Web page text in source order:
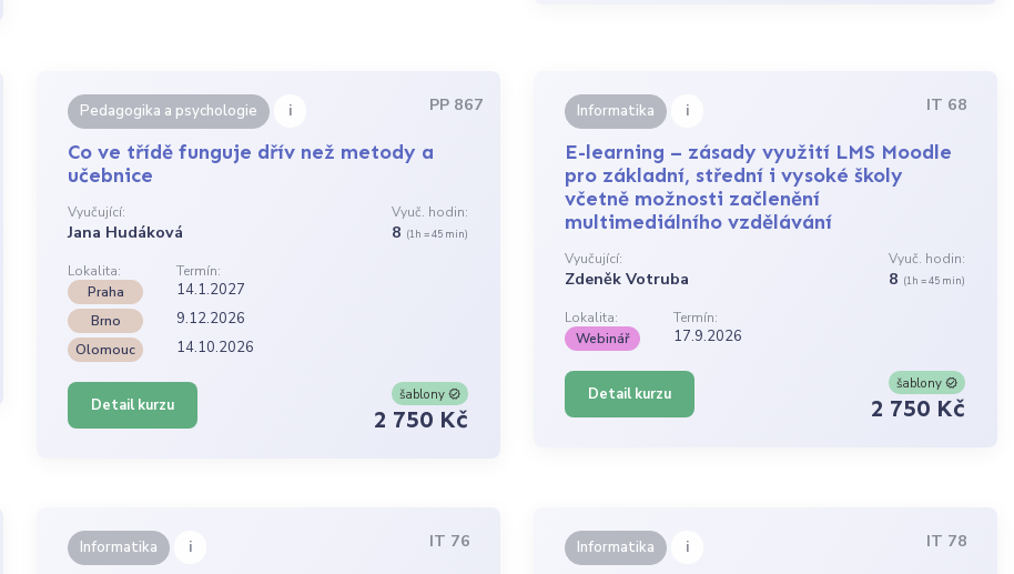
Pedagogika a psychologie i PP 867
Co ve třídě funguje dřív než metody a
učebnice
Vyučující:
Jana Hudáková
Vyuč. hodin:
8 (1h = 45 min)
Lokalita:
Termín:
Praha
14.1.2027
Brno 9.12.2026
Olomouc 14.10.2026
Detail kurzu
šablony
2 750 Kč
Informatika i IT 68
E-learning – zásady využití LMS Moodle
pro základní, střední i vysoké školy
včetně možnosti začlenění
multimediálního vzdělávání
Vyučující:
Zdeněk Votruba
Vyuč. hodin:
8 (1h = 45 min)
Lokalita:
Termín:
Webinář
17.9.2026
Detail kurzu
šablony
2 750 Kč
Informatika i IT 76 Informatika i IT 78